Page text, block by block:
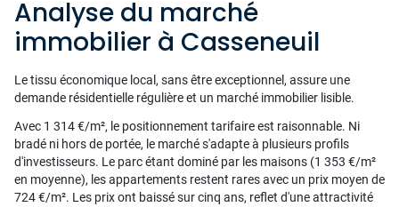
Analyse du marché
immobilier à Casseneuil
Le tissu économique local, sans être exceptionnel, assure une
demande résidentielle régulière et un marché immobilier lisible.
Avec 1 314 €/m², le positionnement tarifaire est raisonnable. Ni
bradé ni hors de portée, le marché s'adapte à plusieurs profils
d'investisseurs. Le parc étant dominé par les maisons (1 353 €/m²
en moyenne), les appartements restent rares avec un prix moyen de
724 €/m². Les prix ont baissé sur cinq ans, reflet d'une attractivité